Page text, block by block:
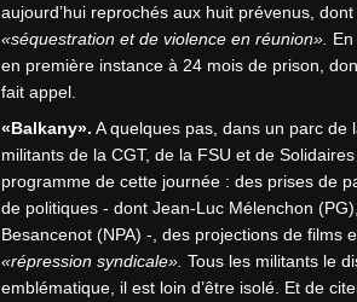
aujourd’hui reprochés aux huit prévenus,
«séquestration et de violence en réunion».
en première instance à 24 mois de prison,
fait appel.
«Balkany». A quelques pas, dans un parc de
militants de la CGT, de la FSU et de
programme de cette journée : des prises de
de politiques - dont Jean-Luc Mélenchon
Besancenot (NPA) -, des projections de films
«répression syndicale». Tous les militants le
emblématique, il est loin d’être isolé. Et de